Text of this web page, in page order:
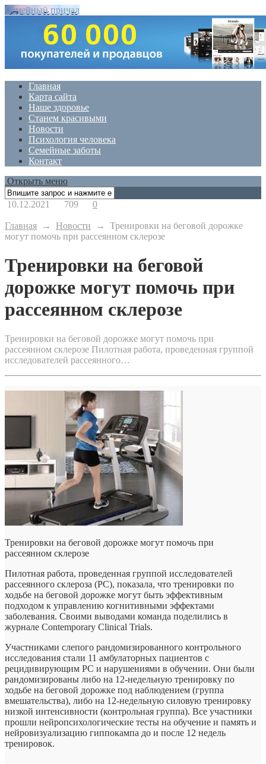
Семейный причал
Главная
Карта сайта
Наше здоровье
Станем красивыми
Новости
Психология человека
Семейные заботы
Контакт
Открыть меню
10.12.2021 709 0
Главная → Новости → Тренировки на беговой дорожке
могут помочь при рассеянном склерозе
Тренировки на беговой
дорожке могут помочь при
рассеянном склерозе
Тренировки на беговой дорожке могут помочь при
рассеянном склерозе Пилотная работа, проведенная группой
исследователей рассеянного…
Тренировки на беговой дорожке могут помочь при
рассеянном склерозе
Пилотная работа, проведенная группой исследователей
рассеянного склероза (РС), показала, что тренировки по
ходьбе на беговой дорожке могут быть эффективным
подходом к управлению когнитивными эффектами
заболевания. Своими выводами команда поделились в
журнале Contemporary Clinical Trials.
Участниками слепого рандомизированного контрольного
исследования стали 11 амбулаторных пациентов с
рецидивирующим РС и нарушениями в обучении. Они были
рандомизированы либо на 12-недельную тренировку по
ходьбе на беговой дорожке под наблюдением (группа
вмешательства), либо на 12-недельную силовую тренировку
низкой интенсивности (контрольная группа). Все участники
прошли нейропсихологические тесты на обучение и память и
нейровизуализацию гиппокампа до и после 12 недель
тренировок.